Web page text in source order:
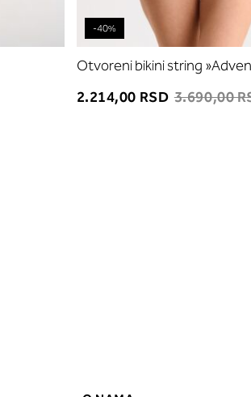
-40%
Otvoreni bikini string
2.214,00 RSD 3.690,00